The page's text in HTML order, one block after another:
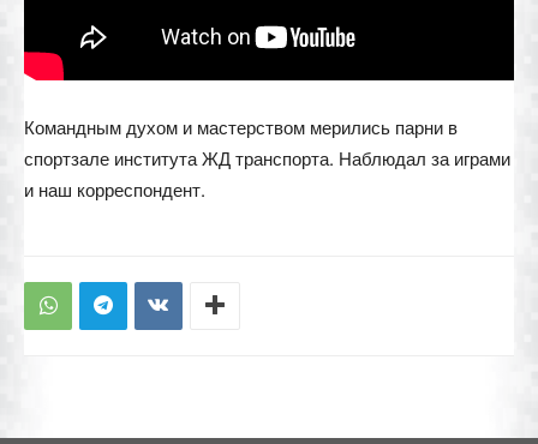
Командным духом и мастерством мерились парни в
спортзале института ЖД транспорта. Наблюдал за играми
и наш корреспондент.